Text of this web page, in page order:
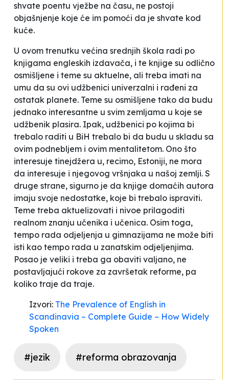
shvate poentu vježbe na času, ne postoji
objašnjenje koje će im pomoći da je shvate kod
kuće.
U ovom trenutku većina srednjih škola radi po
knjigama engleskih izdavača, i te knjige su odlično
osmišljene i teme su aktuelne, ali treba imati na
umu da su ovi udžbenici univerzalni i rađeni za
ostatak planete. Teme su osmišljene tako da budu
jednako interesantne u svim zemljama u koje se
udžbenik plasira. Ipak, udžbenici po kojima bi
trebalo raditi u BiH trebalo bi da budu u skladu sa
ovim podnebljem i ovim mentalitetom. Ono što
interesuje tinejdžera u, recimo, Estoniji, ne mora
da interesuje i njegovog vršnjaka u našoj zemlji. S
druge strane, sigurno je da knjige domaćih autora
imaju svoje nedostatke, koje bi trebalo ispraviti.
Teme treba aktuelizovati i nivoe prilagoditi
realnom znanju učenika i učenica. Osim toga,
tempo rada odjeljenja u gimnazijama ne može biti
isti kao tempo rada u zanatskim odjeljenjima.
Posao je veliki i treba ga obaviti valjano, ne
postavljajući rokove za završetak reforme, pa
koliko traje da traje.
Izvori: The Prevalence of English in
Scandinavia – Complete Guide – How Widely
Spoken
#jezik #reforma obrazovanja